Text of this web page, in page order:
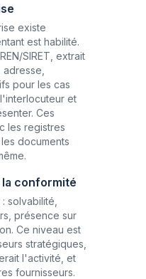
existe
est habilité.
SIRET, extrait
pour les cas
et
Ces
les registres
documents
conformité
solvabilité,
présence sur
Ce niveau est
stratégiques,
l'activité, et
fournisseurs.